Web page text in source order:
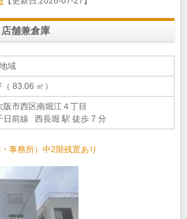
店舗兼倉庫
域
83.06 ㎡）
阪市西区南堀江４丁目
日前線 西長堀 駅 徒歩 7 分
事務所）中2階残置あり